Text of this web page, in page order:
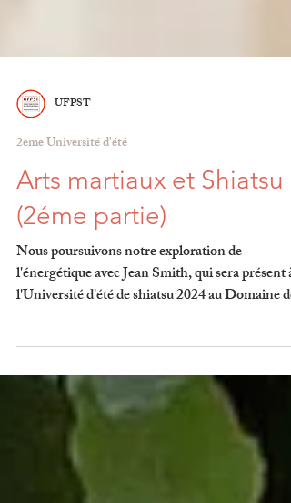
UFPST
2ème Université d'été
Arts martiaux et Shiatsu
(2éme partie)
Nous poursuivons notre exploration de